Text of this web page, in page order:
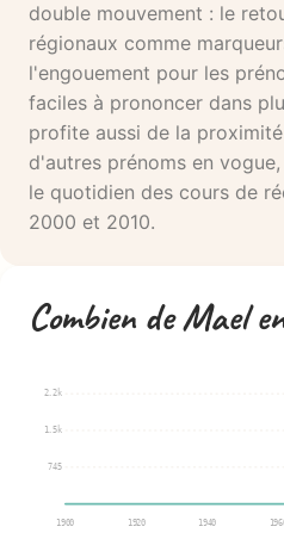
double mouvement : le
régionaux comme
l'engouement pour les
faciles à prononcer dans
profite aussi de la
d'autres prénoms en
le quotidien des cours de
2000 et 2010.
Combien de Mael
745
1.5k
2.2k
1900 1920 1940